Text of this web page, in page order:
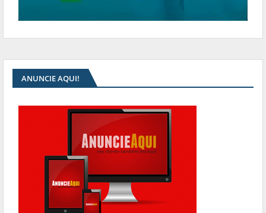
ANUNCIE AQUI!